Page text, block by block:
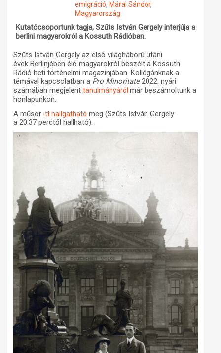
Műhelymunkák
emigráció, Márai Sándor,
Magyarország
Kutatócsoportunk tagja, Szűts István Gergely interjúja a
berlini magyarokról a Kossuth Rádióban.
Szűts István Gergely az első világháború utáni
évek Berlinjében élő magyarokról beszélt a Kossuth
Rádió heti történelmi magazinjában. Kollégánknak a
témával kapcsolatban a Pro Minoritate2022. nyári
számában megjelent tanulmányáról már beszámoltunk a
honlapunkon.
A műsor itt hallgatható meg (Szűts István Gergely
a 20:37 perctől hallható).